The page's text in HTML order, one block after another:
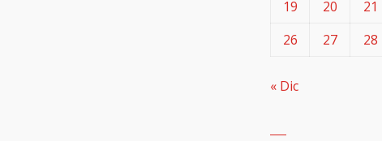
19
20 21
26
27 28
« Dic